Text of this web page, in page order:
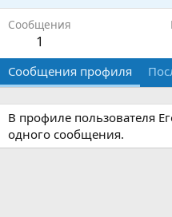
Сообщения
1
Сообщения профиля
В профиле пользователя
одного сообщения.